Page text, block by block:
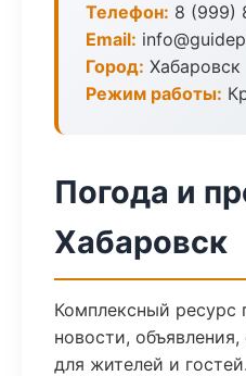
Телефон: 8 (999)
Email:
Город: Хабаровск
Режим работы:
Погода и
Хабаровск
Комплексный ресурс
новости,
для жителей и гостей.